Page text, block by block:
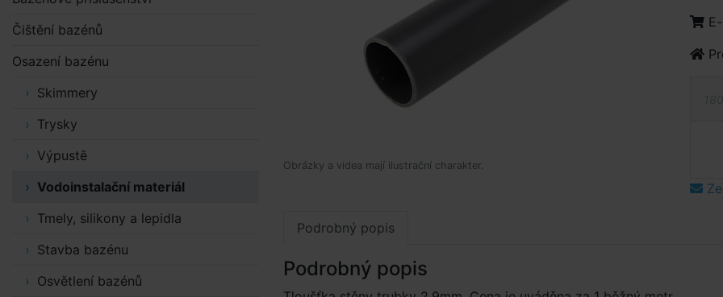
Obrázky a videa mají ilustrační charakter.
Podrobný popis
Podrobný popis
Čištění bazénů
Osazení bazénu
Skimmery
Trysky
Výpustě
Vodoinstalační materiál
Tmely, silikony a lepidla
Stavba bazénu
Osvětlení bazénů